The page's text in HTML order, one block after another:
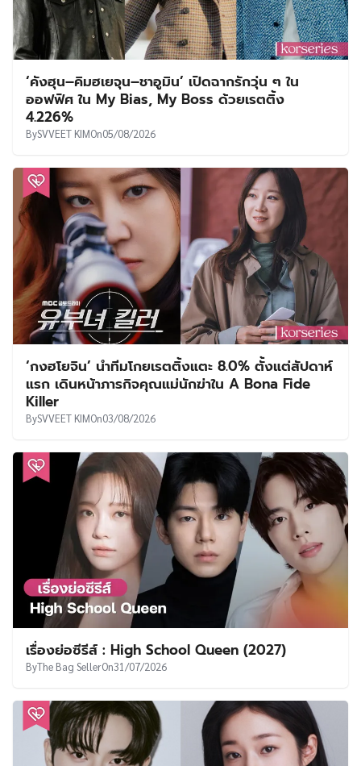
‘คังฮุน–คิมฮเยจุน–ชาอูมิน’ เปิดฉากรักวุ่น ๆ ใน
ออฟฟิศ ใน My Bias, My Boss ด้วยเรตติ้ง
4.226%
BySVVEET KIMOn05/08/2026
‘กงฮโยจิน’ นำทีมโกยเรตติ้งแตะ 8.0% ตั้งแต่สัปดาห์
แรก เดินหน้าภารกิจคุณแม่นักฆ่าใน A Bona Fide
Killer
BySVVEET KIMOn03/08/2026
เรื่องย่อซีรีส์ : High School Queen (2027)
ByThe Bag SellerOn31/07/2026